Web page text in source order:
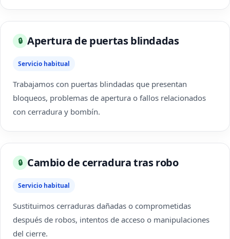
🔒 Apertura de puertas blindadas
Servicio habitual
Trabajamos con puertas blindadas que presentan
bloqueos, problemas de apertura o fallos relacionados
con cerradura y bombín.
🔒 Cambio de cerradura tras robo
Servicio habitual
Sustituimos cerraduras dañadas o comprometidas
después de robos, intentos de acceso o manipulaciones
del cierre.